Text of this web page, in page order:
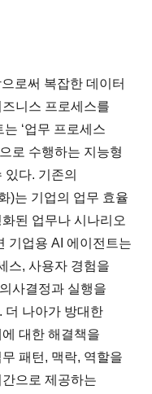
로써 복잡한 데이터
니스 프로세스를
‘업무 프로세스
로 수행하는 지능형
있다. 기존의
)는 기업의 업무 효율
된 업무나 시나리오
기업용 AI 에이전트는
스, 사용자 경험을
사결정과 실행을
더 나아가 방대한
대한 해결책을
패턴, 맥락, 역할을
으로 제공하는